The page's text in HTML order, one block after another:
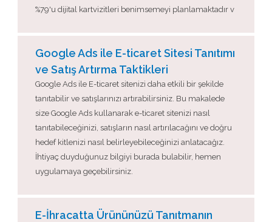
%79'u dijital kartvizitleri benimsemeyi planlamaktadır v
Google Ads ile E-ticaret Sitesi Tanıtımı
ve Satış Artırma Taktikleri
Google Ads ile E-ticaret sitenizi daha etkili bir şekilde
tanıtabilir ve satışlarınızı artırabilirsiniz. Bu makalede
size Google Ads kullanarak e-ticaret sitenizi nasıl
tanıtabileceğinizi, satışların nasıl artırılacağını ve doğru
hedef kitlenizi nasıl belirleyebileceğinizi anlatacağız.
İhtiyaç duyduğunuz bilgiyi burada bulabilir, hemen
uygulamaya geçebilirsiniz.
E-İhracatta Ürününüzü Tanıtmanın